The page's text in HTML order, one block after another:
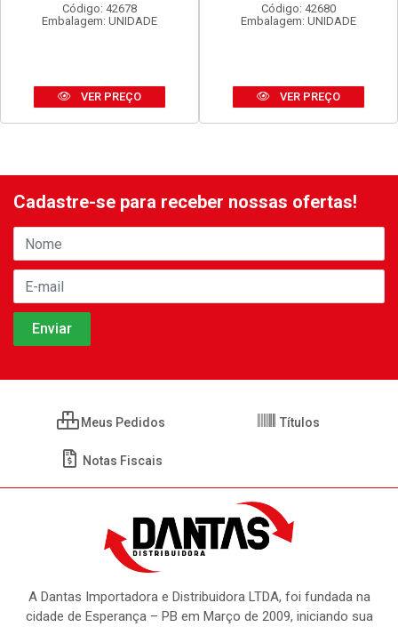
Código: 42678
Embalagem: UNIDADE
VER PREÇO
Código: 42680
Embalagem: UNIDADE
VER PREÇO
Cadastre-se para receber nossas ofertas!
Meus Pedidos Títulos
Notas Fiscais
A Dantas Importadora e Distribuidora LTDA, foi fundada na
cidade de Esperança – PB em Março de 2009, iniciando sua